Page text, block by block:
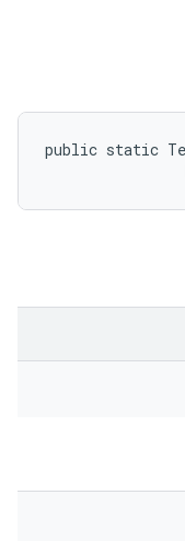
public static